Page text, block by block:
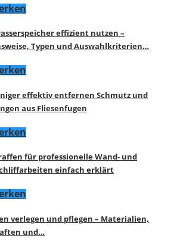
effizient nutzen –
Typen und Auswahlkriterien…
effektiv entfernen Schmutz und
aus Fliesenfugen
für professionelle Wand- und
einfach erklärt
verlegen und pflegen – Materialien,
und…